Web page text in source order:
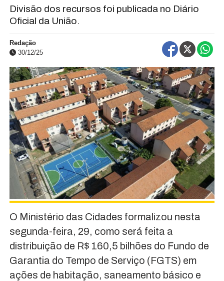
Divisão dos recursos foi publicada no Diário
Oficial da União.
Redação
30/12/25
O Ministério das Cidades formalizou nesta
segunda-feira, 29, como será feita a
distribuição de R$ 160,5 bilhões do Fundo de
Garantia do Tempo de Serviço (FGTS) em
ações de habitação, saneamento básico e